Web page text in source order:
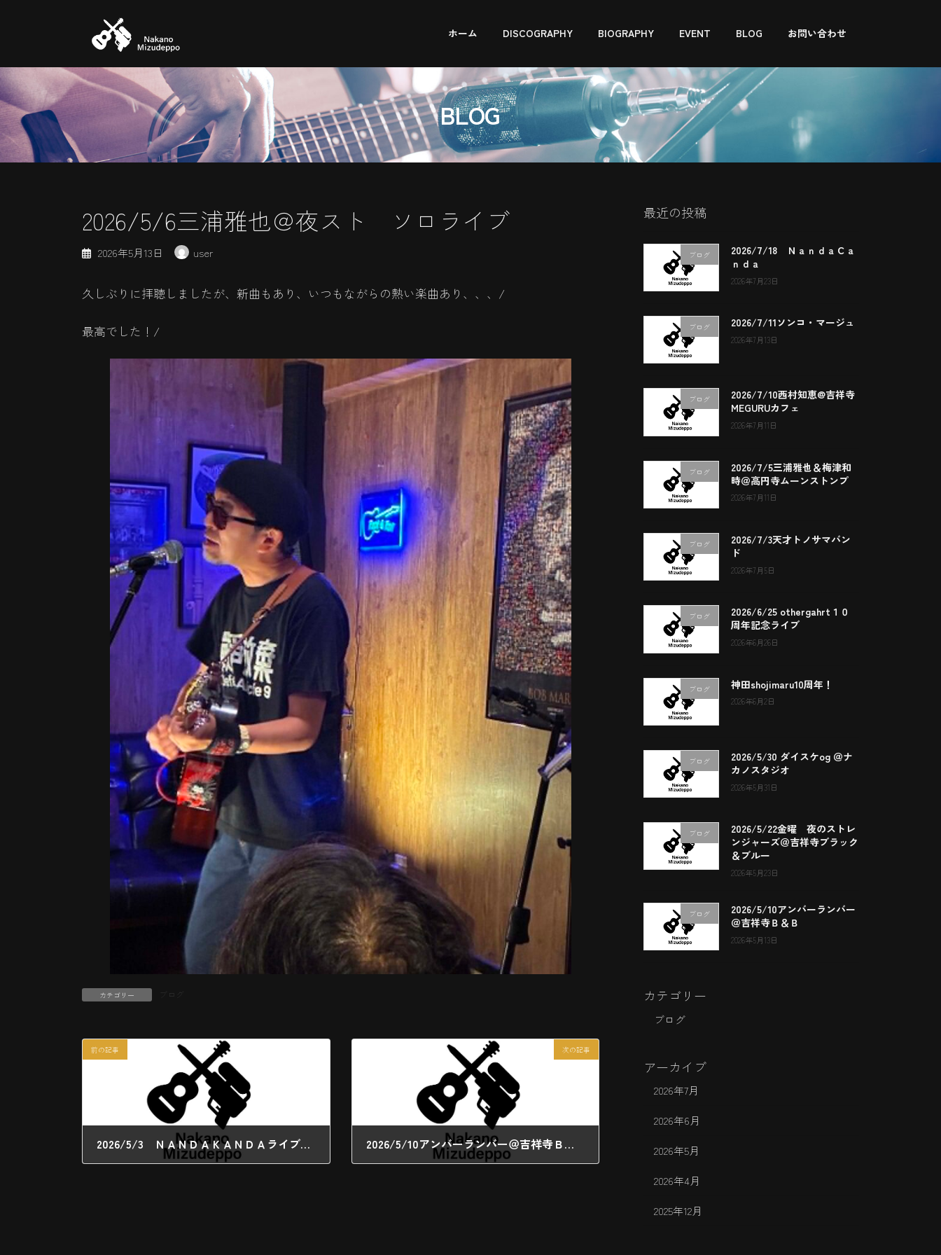
ツ
へ
ス
キ
ッ
プ
シ
ョ
ン
に
移
動
ホーム DISCOGRAPHY BIOGRAPHY EVENT BLOG お問い合わせ
BLOG
2026/5/6三浦雅也＠夜スト ソロライブ
2026年5月13日 user
久しぶりに拝聴しましたが、新曲もあり、いつもながらの熱い楽曲あり、、、/
最高でした！/
カテゴリー ブログ
前の記事
2026/5/3 ＮＡＮＤＡＫＡＮＤＡライブ ＠神田shojimaru
2026年5月4日
次の記事
2026/5/10アンバーランバー＠吉祥寺Ｂ＆Ｂ
2026年5月13日
最近の投稿
ブログ
2026/7/18 ＮａｎｄａＣａ
ｎｄａ
2026年7月23日
ブログ 2026/7/11ソンコ・マージュ
2026年7月13日
ブログ
2026/7/10西村知恵@吉祥寺
MEGURUカフェ
2026年7月11日
ブログ
2026/7/5三浦雅也＆梅津和
時＠高円寺ムーンストンプ
2026年7月11日
ブログ
2026/7/3天才トノサマバン
ド
2026年7月5日
ブログ
2026/6/25 othergahrt１０
周年記念ライブ
2026年6月26日
ブログ 神田shojimaru10周年！
2026年6月2日
ブログ
2026/5/30 ダイスケog ＠ナ
カノスタジオ
2026年5月31日
ブログ
2026/5/22金曜 夜のストレ
ンジャーズ＠吉祥寺ブラック
＆ブルー
2026年5月23日
ブログ
2026/5/10アンバーランバー
＠吉祥寺Ｂ＆Ｂ
2026年5月13日
カテゴリー
ブログ
アーカイブ
2026年7月
2026年6月
2026年5月
2026年4月
2025年12月